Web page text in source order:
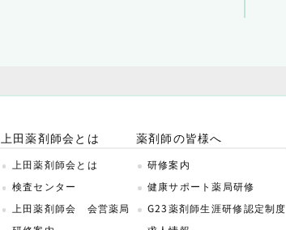
上田薬剤師会とは
上田薬剤師会とは
検査センター
上田薬剤師会 会営薬局
薬剤師の皆様へ
研修案内
健康サポート薬局研修
G23薬剤師生涯研修認定制度